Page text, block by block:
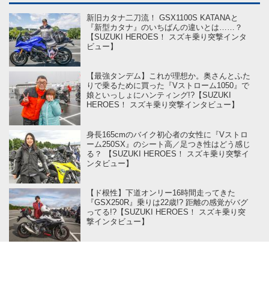
新旧カタナ二刀流！ GSX1100S KATANAと
『新型カタナ』のいちばんの違いとは……？
【SUZUKI HEROES！ スズキ乗り突撃インタ
ビュー】
【最強タンデム】これが理想か。奥さんとふた
りで乗るために買った『Vストローム1050』で
娘といっしょにハンティング!?【SUZUKI
HEROES！ スズキ乗り突撃インタビュー】
身長165cmのバイク初心者の女性に『Vストロ
ーム250SX』のシート高／足つき性はどう感じ
る？ 【SUZUKI HEROES！ スズキ乗り突撃イ
ンタビュー】
【ド根性】下道オンリー16時間走ってきた
『GSX250R』乗りは22歳!? 距離の感覚がバグ
ってる!?【SUZUKI HEROES！ スズキ乗り突
撃インタビュー】